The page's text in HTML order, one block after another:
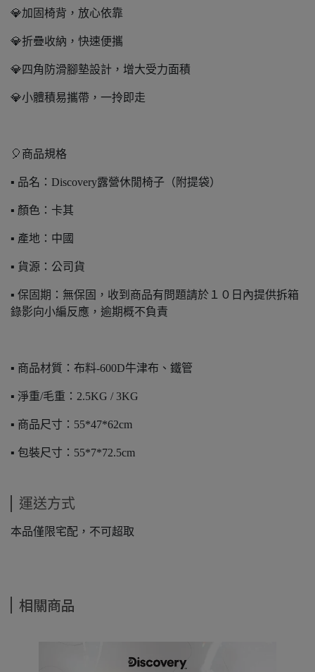
💎加固椅背，放心依靠
💎折疊收納，快速便攜
💎四角防滑腳墊設計，增大受力面積
💎小體積易攜帶，一拎即走
🎈商品規格
▪️ 品名：Discovery露營休閒椅子（附提袋）
▪️ 顏色：卡其
▪️ 產地：中國
▪️ 貨源：公司貨
▪️ 保固期：無保固，收到商品有問題請於１０日內提供拆箱
錄影向小編反應，逾期概不負責
▪️ 商品材質：布料-600D牛津布、鐵管
▪️ 淨重/毛重：2.5KG / 3KG
▪️ 商品尺寸：55*47*62cm
▪️ 包裝尺寸：55*7*72.5cm
運送方式
本品僅限宅配，不可超取
相關商品